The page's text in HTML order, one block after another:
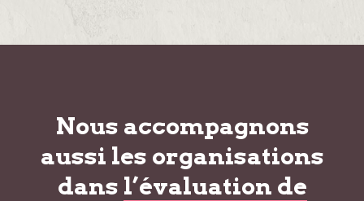
Nous accompagnons
aussi les organisations
dans l’évaluation de